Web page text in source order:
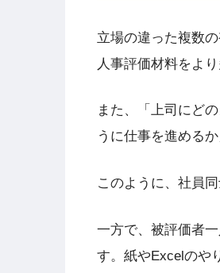
立場の違った複数
人事評価材料をよ
また、「上司にど
うに仕事を進める
このように、社員
一方で、被評価者
す。紙やExcelのや